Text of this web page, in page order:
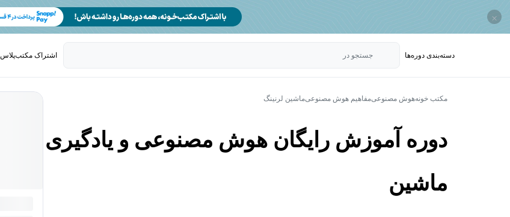
×
دسته‌بندی‌ دوره‌ها جستجو در اشتراک مکتب‌پلاس
مکتب خونههوش مصنوعیمفاهیم هوش مصنوعیماشین لرنینگ
دوره آموزش رایگان هوش مصنوعی و یادگیری
ماشین